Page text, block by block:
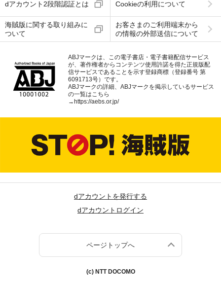
dアカウント2段階認証とは Cookieの利用について
海賊版に関する取り組みに
ついて
お客さまのご利用端末から
の情報の外部送信について
ABJマークは、この電子書店・電子書籍配信サービス
が、著作権者からコンテンツ使用許諾を得た正規版配
信サービスであることを示す登録商標（登録番号 第
6091713号）です。
ABJマークの詳細、ABJマークを掲示しているサービス
の一覧はこちら
→https://aebs.or.jp/
dアカウントを発行する
dアカウントログイン
ページトップへ
(c) NTT DOCOMO